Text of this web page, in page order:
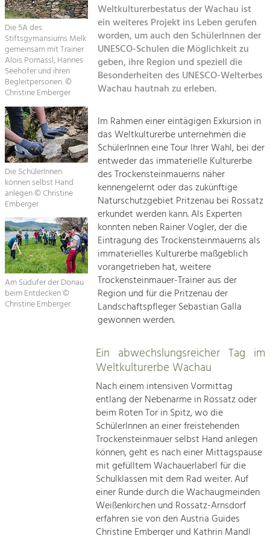
Suche
Impressum
Kontakt
Landscape.
Tourism
Offer Development and Positioning
Art & Culture
Crafts, Science and Research.
Social Affairs, Education
& Identity
Equality, Youth and Integration.
Mobility & Energy
Climate Change, Public Transport and
Renewable Energy.
Economy
Increase in Regional Value Added.
Die 5A des
Stiftsgymansiums Melk
gemeinsam mit Trainer
Alois Pomassl, Hannes
Seehofer und ihren
Begleitpersonen. ©
Christine Emberger
Die SchülerInnen
können selbst Hand
anlegen © Christine
Emberger
Am Südufer der Donau
beim Entdecken ©
Christine Emberger
Weltkulturerbestatus der Wachau ist
ein weiteres Projekt ins Leben gerufen
worden, um auch den SchülerInnen der
UNESCO-Schulen die Möglichkeit zu
geben, ihre Region und speziell die
Besonderheiten des UNESCO-Welterbes
Wachau hautnah zu erleben.
Im Rahmen einer eintägigen Exkursion in
das Weltkulturerbe unternehmen die
SchülerInnen eine Tour Ihrer Wahl, bei der
entweder das immaterielle Kulturerbe
des Trockensteinmauerns näher
kennengelernt oder das zukünftige
Naturschutzgebiet Pritzenau bei Rossatz
erkundet werden kann. Als Experten
konnten neben Rainer Vogler, der die
Eintragung des Trockensteinmauerns als
immaterielles Kulturerbe maßgeblich
vorangetrieben hat, weitere
Trockensteinmauer-Trainer aus der
Region und für die Pritzenau der
Landschaftspfleger Sebastian Galla
gewonnen werden.
Ein abwechslungsreicher Tag im
Weltkulturerbe Wachau
Nach einem intensiven Vormittag
entlang der Nebenarme in Rossatz oder
beim Roten Tor in Spitz, wo die
SchülerInnen an einer freistehenden
Trockensteinmauer selbst Hand anlegen
können, geht es nach einer Mittagspause
mit gefülltem Wachauerlaberl für die
Schulklassen mit dem Rad weiter. Auf
einer Runde durch die Wachaugmeinden
Weißenkirchen und Rossatz-Arnsdorf
erfahren sie von den Austria Guides
Christine Emberger und Kathrin Mandl